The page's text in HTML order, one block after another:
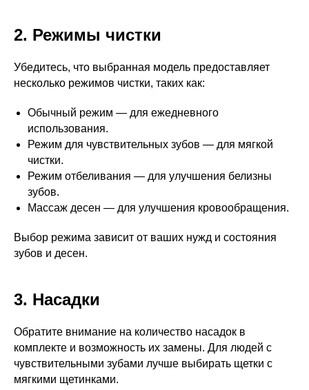
2. Режимы чистки
Убедитесь, что выбранная модель предоставляет
несколько режимов чистки, таких как:
Обычный режим — для ежедневного
использования.
Режим для чувствительных зубов — для мягкой
чистки.
Режим отбеливания — для улучшения белизны
зубов.
Массаж десен — для улучшения кровообращения.
Выбор режима зависит от ваших нужд и состояния
зубов и десен.
3. Насадки
Обратите внимание на количество насадок в
комплекте и возможность их замены. Для людей с
чувствительными зубами лучше выбирать щетки с
мягкими щетинками.